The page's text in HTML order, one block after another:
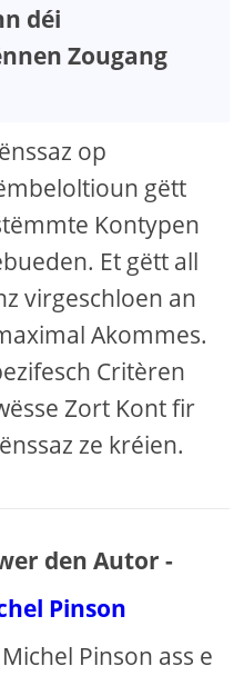
déi
Zougang
op
gëtt
Kontypen
Et gëtt all
virgeschloen an
Akommes.
Critèren
Zort Kont fir
ze kréien.
den Autor -
Pinson
Pinson ass e